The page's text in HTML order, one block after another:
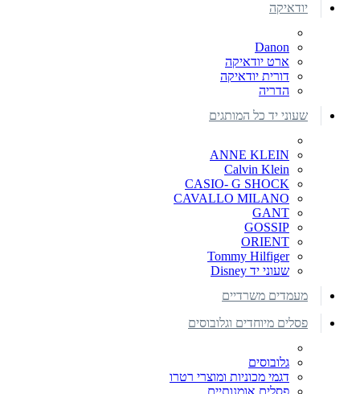
יודאיקה
Danon
ארט יודאיקה
דורית יודאיקה
הדריה
שעוני יד כל המותגים
ANNE KLEIN
Calvin Klein
CASIO- G SHOCK
CAVALLO MILANO
GANT
GOSSIP
ORIENT
Tommy Hilfiger
שעוני יד Disney
מעמדים משרדיים
פסלים מיוחדים וגלובוסים
גלובוסים
דגמי מכוניות ומוצרי רטרו
פסלים אומנותיים